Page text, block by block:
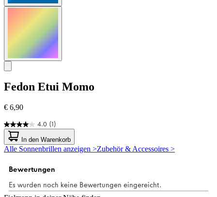
Fedon Etui Momo
€ 6,90
4.0 (1)
4.0
von
5
Sternen.
Bewertung
In den Warenkorb
Alle Sonnenbrillen anzeigen >Zubehör & Accessoires >